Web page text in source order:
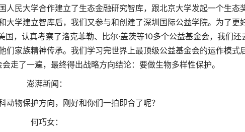
人民大学合作建立了生态金融研究智库，跟北京大学发起一个生态
大学建立智库后，我们又参与和创建了深圳国际公益学院。为了更
，认真考察了洛克菲勒、比尔·盖茨等10多个公益基金会，我们还
家族精神传承。我们学习完世界上最顶级公益基金会的运作模式后
走了一遍，最终得出战略方向结论：要做生物多样性保护。
澎湃新闻：
动物保护方向，刚好和你们一拍即合了呢？
何巧女：